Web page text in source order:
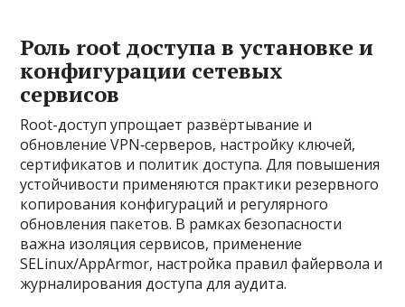
Роль root доступа в установке и
конфигурации сетевых
сервисов
Root-доступ упрощает развёртывание и
обновление VPN‑серверов, настройку ключей,
сертификатов и политик доступа. Для повышения
устойчивости применяются практики резервного
копирования конфигураций и регулярного
обновления пакетов. В рамках безопасности
важна изоляция сервисов, применение
SELinux/AppArmor, настройка правил файервола и
журналирования доступа для аудита.